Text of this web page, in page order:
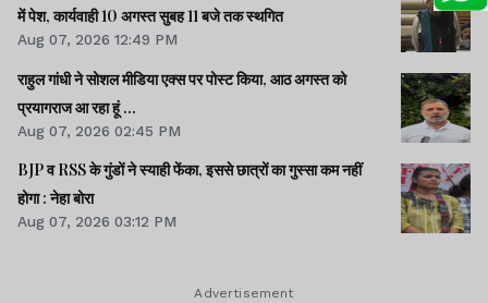
में पेश, कार्यवाही 10 अगस्त सुबह 11 बजे तक स्थगित
Aug 07, 2026 12:49 PM
राहुल गांधी ने सोशल मीडिया एक्स पर पोस्ट किया, आठ अगस्त को
प्रयागराज आ रहा हूं ...
Aug 07, 2026 02:45 PM
BJP व RSS के गुंडों ने स्याही फेंका, इससे छात्रों का गुस्सा कम नहीं
होगा : नेहा बोरा
Aug 07, 2026 03:12 PM
Advertisement